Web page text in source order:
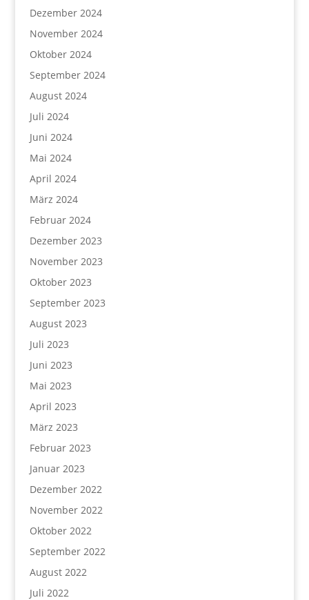
Dezember 2024
November 2024
Oktober 2024
September 2024
August 2024
Juli 2024
Juni 2024
Mai 2024
April 2024
März 2024
Februar 2024
Dezember 2023
November 2023
Oktober 2023
September 2023
August 2023
Juli 2023
Juni 2023
Mai 2023
April 2023
März 2023
Februar 2023
Januar 2023
Dezember 2022
November 2022
Oktober 2022
September 2022
August 2022
Juli 2022